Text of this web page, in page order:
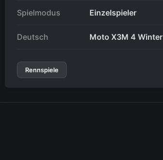
Spielmodus Einzelspieler
Deutsch Moto X3M 4 Winter
Rennspiele